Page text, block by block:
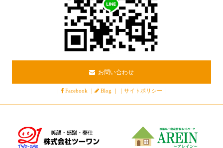
お問い合わせ
｜ Facebook ｜ Blog ｜ ｜ サイトポリシー ｜